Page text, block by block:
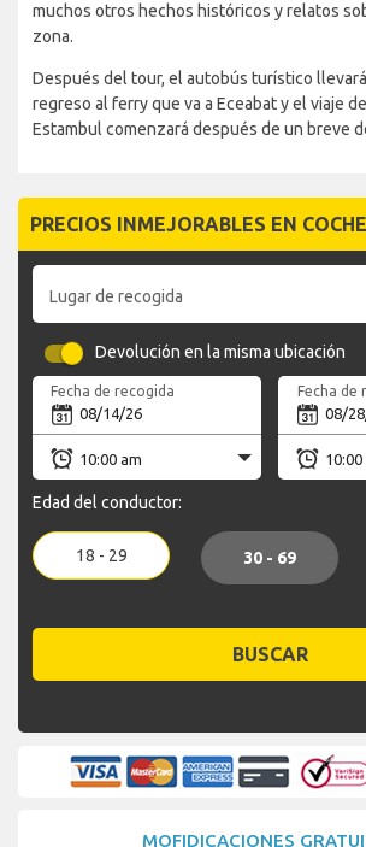
muchos otros hechos históricos y relatos
zona.
Después del tour, el autobús turístico
regreso al ferry que va a Eceabat y el viaje
Estambul comenzará después de un breve
PRECIOS INMEJORABLES EN
Lugar de recogida
Devolución en la misma ubicación
Fecha de recogida Fecha de
Edad del conductor:
18 - 29 30 - 69
BUSCAR
MOFIDICACIONES